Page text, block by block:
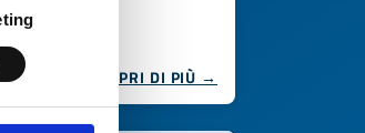
SCOPRI DI PIÙ →